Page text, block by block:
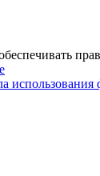
использования